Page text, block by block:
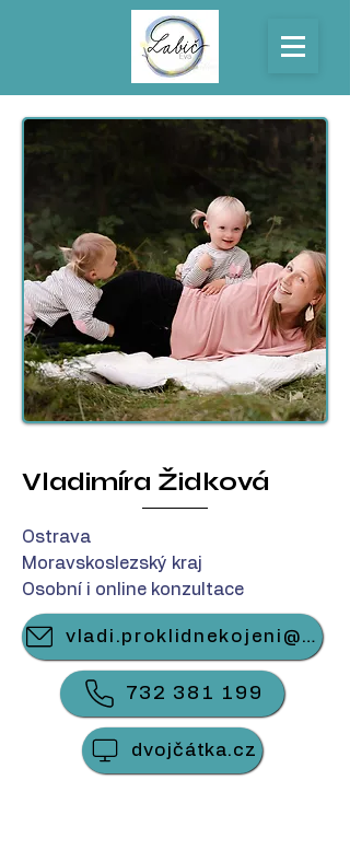
Vladimíra Židková
Ostrava
Moravskoslezský kraj
Osobní i online konzultace
vladi.proklidnekojeni@gmail.com
732 381 199
dvojčátka.cz